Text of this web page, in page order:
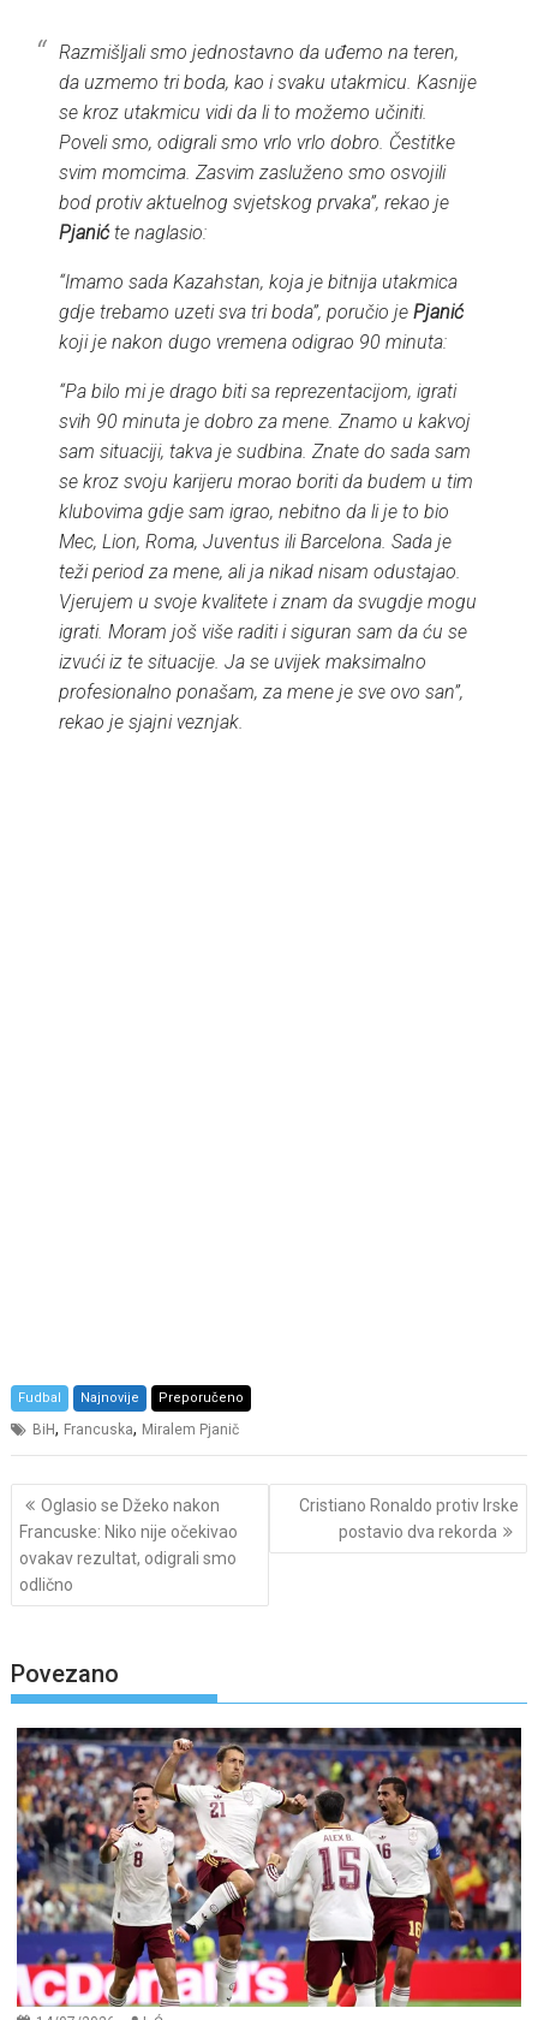
Razmišljali smo jednostavno da uđemo na teren,
da uzmemo tri boda, kao i svaku utakmicu. Kasnije
se kroz utakmicu vidi da li to možemo učiniti.
Poveli smo, odigrali smo vrlo vrlo dobro. Čestitke
svim momcima. Zasvim zasluženo smo osvojili
bod protiv aktuelnog svjetskog prvaka”, rekao je
Pjanićte naglasio:
“Imamo sada Kazahstan, koja je bitnija utakmica
gdje trebamo uzeti sva tri boda”, poručio jePjanić
koji je nakon dugo vremena odigrao 90 minuta:
“Pa bilo mi je drago biti sa reprezentacijom, igrati
svih 90 minuta je dobro za mene. Znamo u kakvoj
sam situaciji, takva je sudbina. Znate do sada sam
se kroz svoju karijeru morao boriti da budem u tim
klubovima gdje sam igrao, nebitno da li je to bio
Mec, Lion, Roma, Juventus ili Barcelona. Sada je
teži period za mene, ali ja nikad nisam odustajao.
Vjerujem u svoje kvalitete i znam da svugdje mogu
igrati. Moram još više raditi i siguran sam da ću se
izvući iz te situacije. Ja se uvijek maksimalno
profesionalno ponašam, za mene je sve ovo san”,
rekao je sjajni veznjak.
Fudbal Najnovije Preporučeno
BiH, Francuska, Miralem Pjanič
Post
navigation
Oglasio se Džeko nakon
Francuske: Niko nije očekivao
ovakav rezultat, odigrali smo
odlično
Cristiano Ronaldo protiv Irske
postavio dva rekorda
Povezano